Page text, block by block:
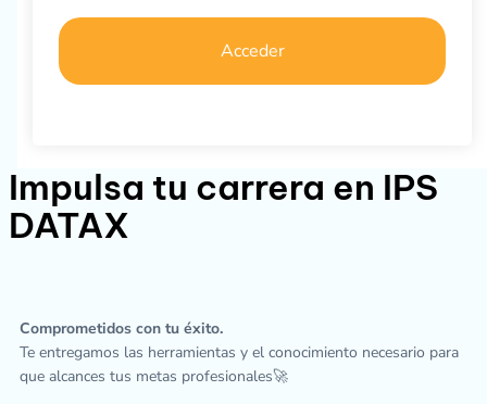
Acceder
Impulsa tu carrera en IPS
DATAX
Comprometidos con tu éxito.
Te entregamos las herramientas y el conocimiento necesario para
que alcances tus metas profesionales🚀